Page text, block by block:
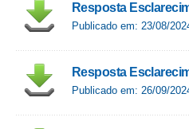
Resposta
Publicado em: 23/08/
Resposta
Publicado em: 26/09/